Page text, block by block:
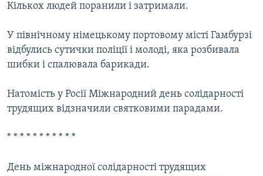
Кількох людей поранили і затримали.
У північному німецькому портовому місті Гамбурзі
відбулись сутички поліції і молоді, яка розбивала
шибки і спалювала барикади.
Натомість у Росії Міжнародний день солідарності
трудящих відзначили святковими парадами.
* * * * * * * * * * *
День міжнародної солідарності трудящих